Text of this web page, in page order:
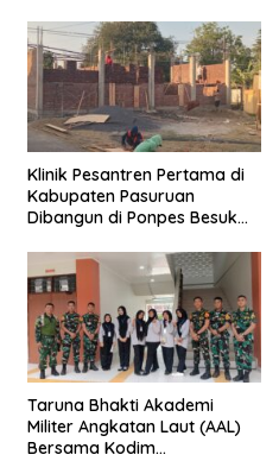
Klinik Pesantren Pertama di
Kabupaten Pasuruan
Dibangun di Ponpes Besuk
Kesehatan Santri
Taruna Bhakti Akademi
Militer Angkatan Laut (AAL)
Bersama Kodim